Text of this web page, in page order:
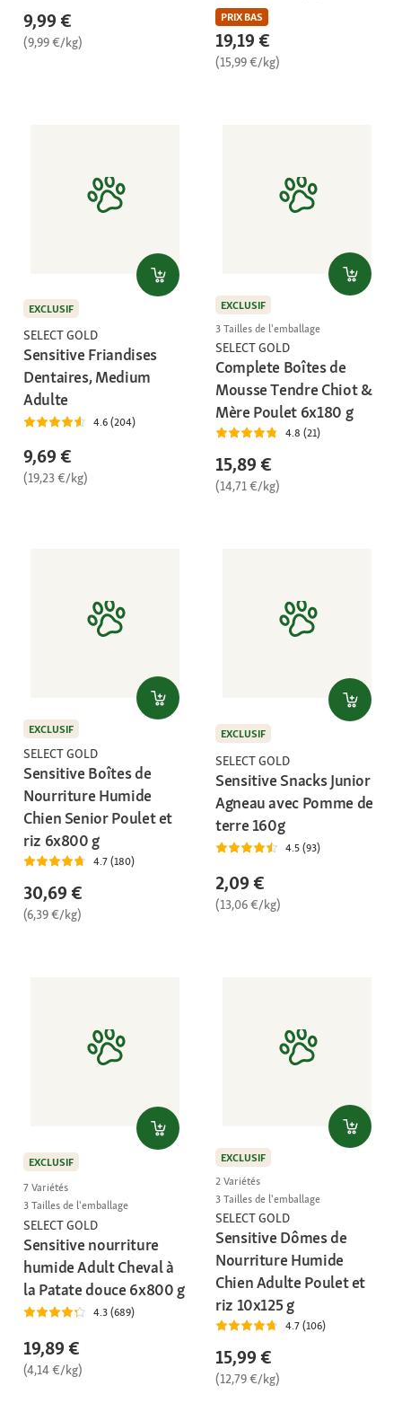
9,99 €
(9,99 €/kg)
PRIX BAS
19,19 €
(15,99 €/kg)
EXCLUSIF
SELECT GOLD
Sensitive Friandises
Dentaires, Medium
Adulte
4.6 (204)
9,69 €
(19,23 €/kg)
EXCLUSIF
3 Tailles de l'emballage
SELECT GOLD
Complete Boîtes de
Mousse Tendre Chiot &
Mère Poulet 6x180 g
4.8 (21)
15,89 €
(14,71 €/kg)
EXCLUSIF
SELECT GOLD
Sensitive Boîtes de
Nourriture Humide
Chien Senior Poulet et
riz 6x800 g
4.7 (180)
30,69 €
(6,39 €/kg)
EXCLUSIF
SELECT GOLD
Sensitive Snacks Junior
Agneau avec Pomme de
terre 160g
4.5 (93)
2,09 €
(13,06 €/kg)
EXCLUSIF
7 Variétés
3 Tailles de l'emballage
SELECT GOLD
Sensitive nourriture
humide Adult Cheval à
la Patate douce 6x800 g
4.3 (689)
19,89 €
(4,14 €/kg)
EXCLUSIF
2 Variétés
3 Tailles de l'emballage
SELECT GOLD
Sensitive Dômes de
Nourriture Humide
Chien Adulte Poulet et
riz 10x125 g
4.7 (106)
15,99 €
(12,79 €/kg)